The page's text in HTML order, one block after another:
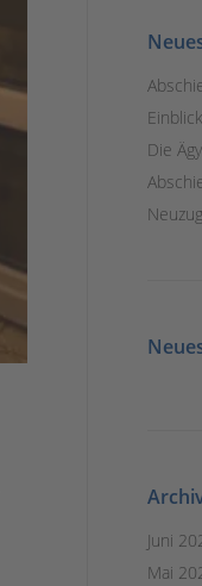
Die
Juni
Mai